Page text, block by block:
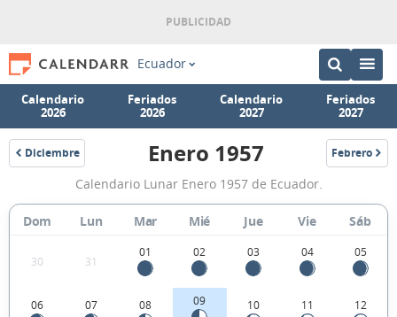
Ecuador
Calendario
2026
Feriados
2026
Calendario
2027
Feriados
2027
Diciembre
1956
Calendario
Lunar
Enero
1957
de
Ecuador.
Enero 1957 Febrero
1957
Calendario Lunar Enero 1957 de Ecuador.
Dom Lun Mar Mié Jue Vie Sáb
30 31
01 02 03 04 05
06 07 08 09 10 11 12